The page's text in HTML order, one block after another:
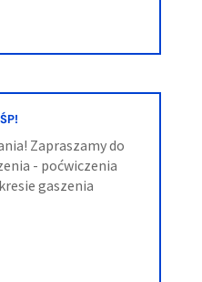
Zapraszamy do
- poćwiczenia
gaszenia